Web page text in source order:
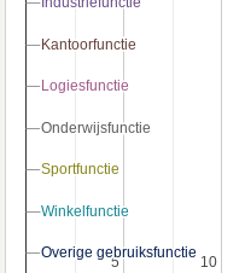
5
5 10
10
Kantoorfunctie
Kantoorfunctie
Logiesfunctie
Logiesfunctie
Onderwijsfunctie
Onderwijsfunctie
Sportfunctie
Sportfunctie
Winkelfunctie
Winkelfunctie
Overige gebruiksfunctie
Overige gebruiksfunctie